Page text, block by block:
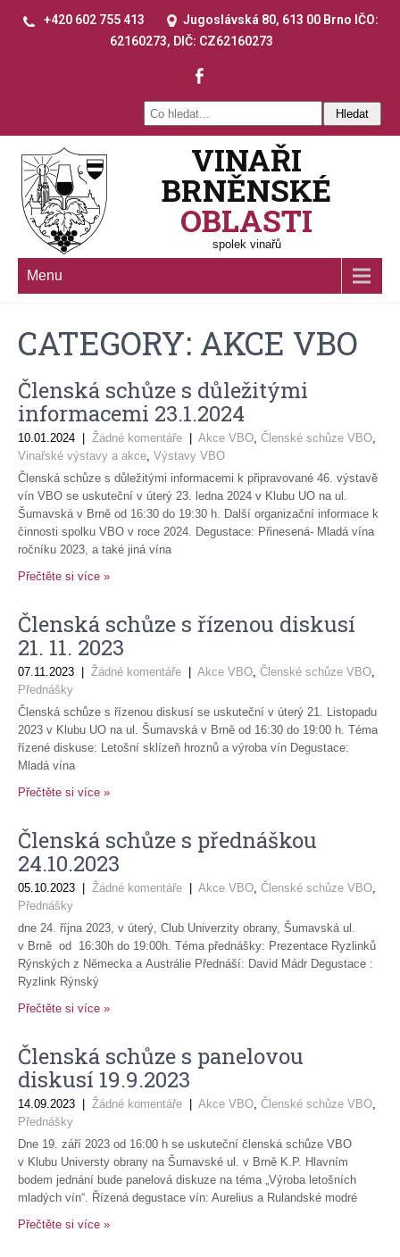
+420 602 755 413
Jugoslávská 80, 613 00 Brno IČO:
62160273, DIČ: CZ62160273
VINAŘI
BRNĚNSKÉ
OBLASTI
spolek vinařů
Menu
CATEGORY: AKCE VBO
Členská schůze s důležitými
informacemi 23.1.2024
10.01.2024 Žádné komentáře Akce VBO, Členské schůze VBO,
Vinařské výstavy a akce, Výstavy VBO
Členská schůze s důležitými informacemi k připravované 46. výstavě
vín VBO se uskuteční v úterý 23. ledna 2024 v Klubu UO na ul.
Šumavská v Brně od 16:30 do 19:30 h. Další organizační informace k
činnosti spolku VBO v roce 2024. Degustace: Přinesená- Mladá vína
ročníku 2023, a také jiná vína
Přečtěte si více »
Členská schůze s řízenou diskusí
21. 11. 2023
07.11.2023 Žádné komentáře Akce VBO, Členské schůze VBO,
Přednášky
Členská schůze s řízenou diskusí se uskuteční v úterý 21. Listopadu
2023 v Klubu UO na ul. Šumavská v Brně od 16:30 do 19:00 h. Téma
řízené diskuse: Letošní sklízeň hroznů a výroba vín Degustace:
Mladá vína
Přečtěte si více »
Členská schůze s přednáškou
24.10.2023
05.10.2023 Žádné komentáře Akce VBO, Členské schůze VBO,
Přednášky
dne 24. října 2023, v úterý, Club Univerzity obrany, Šumavská ul.
v Brně od 16:30h do 19:00h. Téma přednášky: Prezentace Ryzlinků
Rýnských z Německa a Austrálie Přednáší: David Mádr Degustace :
Ryzlink Rýnský
Přečtěte si více »
Členská schůze s panelovou
diskusí 19.9.2023
14.09.2023 Žádné komentáře Akce VBO, Členské schůze VBO,
Přednášky
Dne 19. září 2023 od 16:00 h se uskuteční členská schůze VBO
v Klubu Universty obrany na Šumavské ul. v Brně K.P. Hlavním
bodem jednání bude panelová diskuze na téma „Výroba letošních
mladých vín“. Řízená degustace vín: Aurelius a Rulandské modré
Přečtěte si více »